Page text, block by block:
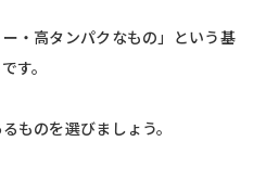
・高タンパクなもの」という基
す。
ものを選びましょう。